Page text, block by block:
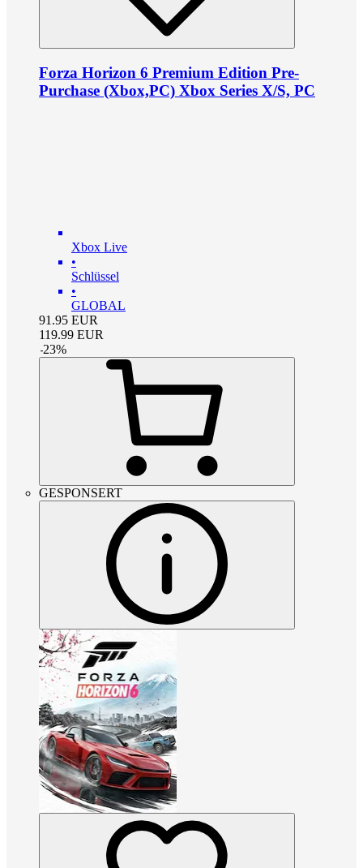
Forza Horizon 6 Premium Edition Pre-
Purchase (Xbox,PC) Xbox Series X/S, PC
Xbox Live
•
Schlüssel
•
GLOBAL
91.95 EUR
119.99 EUR
-23%
GESPONSERT